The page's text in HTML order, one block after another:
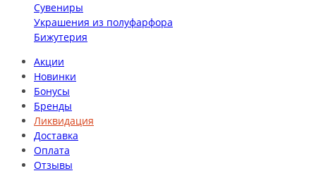
Сувениры
Украшения из полуфарфора
Бижутерия
Акции
Новинки
Бонусы
Бренды
Ликвидация
Доставка
Оплата
Отзывы